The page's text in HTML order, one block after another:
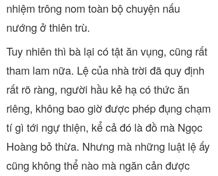
nhiệm trông nom toàn bộ chuyện nấu
nướng ở thiên trù.
Tuy nhiên thì bà lại có tật ăn vụng, cũng rất
tham lam nữa. Lệ của nhà trời đã quy định
rất rõ ràng, người hầu kẻ hạ có thức ăn
riêng, không bao giờ được phép đụng chạm
tí gì tới ngự thiện, kể cả đó là đồ mà Ngọc
Hoàng bỏ thừa. Nhưng mà những luật lệ ấy
cũng không thể nào mà ngăn cản được